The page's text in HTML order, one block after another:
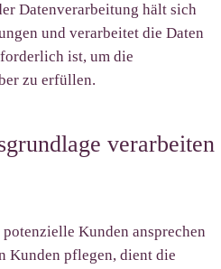
Datenverarbeitung hält sich
und verarbeitet die Daten
ist, um die
zu erfüllen.
verarbeiten
Kunden ansprechen
Kunden pflegen, dient die